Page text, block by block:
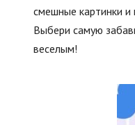
смешные картинки и
Выбери самую
веселым!